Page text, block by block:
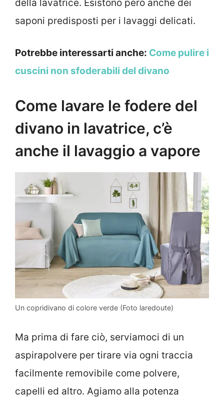
della lavatrice. Esistono però anche dei
saponi predisposti per i lavaggi delicati.
Potrebbe interessarti anche: Come pulire i
cuscini non sfoderabili del divano
Come lavare le fodere del
divano in lavatrice, c’è
anche il lavaggio a vapore
Un copridivano di colore verde (Foto laredoute)
Ma prima di fare ciò, serviamoci di un
aspirapolvere per tirare via ogni traccia
facilmente removibile come polvere,
capelli ed altro. Agiamo alla potenza